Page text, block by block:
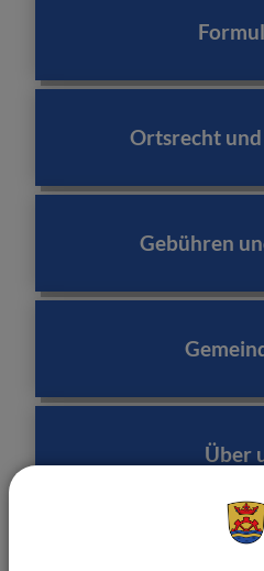
Ortsrecht und
Gebühren
Über